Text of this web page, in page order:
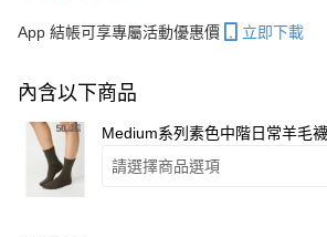
App 結帳可享專屬活動優惠價 立即下載
內含以下商品
Medium系列素色中階日常羊毛
請選擇商品選項